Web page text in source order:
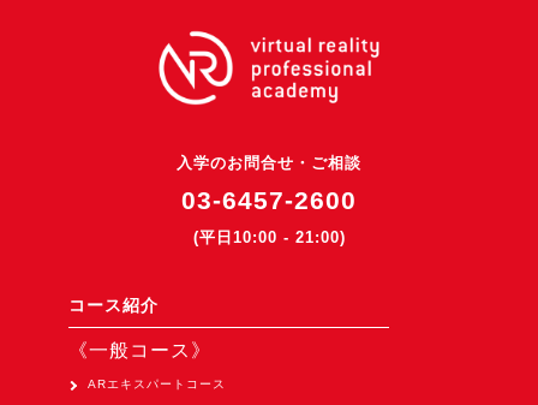
バーチャルイベントプラットフォーム『MetaLiveStage』2025年
3D空間キャプチャーアプリ『Qoocan』
Apple Vision Pro アプリ開発研修
HoloLens 2 アプリ開発研修
《研究会》
入学のお問合せ・ご相談
03-6457-2600
(平日10:00 - 21:00)
コース紹介
《一般コース》
ARエキスパートコース